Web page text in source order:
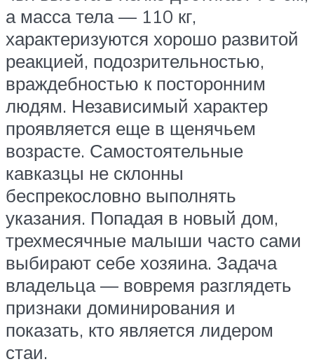
а масса тела — 110 кг,
характеризуются хорошо развитой
реакцией, подозрительностью,
враждебностью к посторонним
людям. Независимый характер
проявляется еще в щенячьем
возрасте. Самостоятельные
кавказцы не склонны
беспрекословно выполнять
указания. Попадая в новый дом,
трехмесячные малыши часто сами
выбирают себе хозяина. Задача
владельца — вовремя разглядеть
признаки доминирования и
показать, кто является лидером
стаи.